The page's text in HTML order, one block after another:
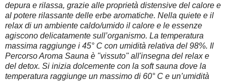
depura e rilassa, grazie alle proprietà distensive del calore e
al potere rilassante delle erbe aromatiche. Nella quiete e il
relax di un ambiente caldo/umido il calore e le essenze
agiscono delicatamente sull’organismo. La temperatura
massima raggiunge i 45° C con umidità relativa del 98%. Il
Percorso Aroma Sauna è "vissuto" all'insegna del relax e
del detox. Si inizia dolcemente con la soft sauna dove la
temperatura raggiunge un massimo di 60° C e un’umidità